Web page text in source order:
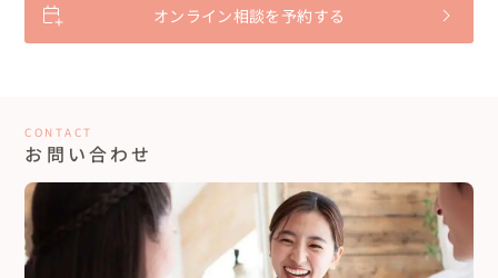
オンライン相談を予約する
CONTACT
お問い合わせ